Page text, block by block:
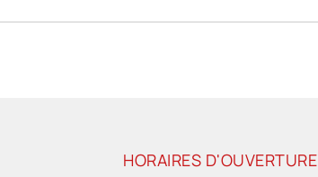
HORAIRES D'OUVERTURE